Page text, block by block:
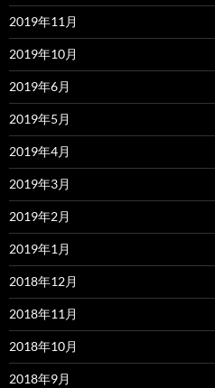
2019年11月
2019年10月
2019年6月
2019年5月
2019年4月
2019年3月
2019年2月
2019年1月
2018年12月
2018年11月
2018年10月
2018年9月